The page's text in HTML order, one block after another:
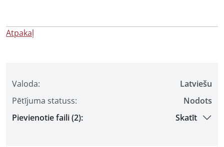
Valoda:
Latviešu
Pētījuma statuss:
Nodots
Pievienotie faili (2):
Skatīt
Atpakaļ